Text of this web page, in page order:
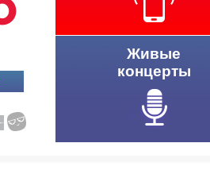
Живые
концерты